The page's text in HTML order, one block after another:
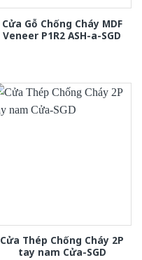
Cửa Gỗ Chống Cháy MDF
Veneer P1R2 ASH-a-SGD
Cửa Thép Chống Cháy 2P
tay nam Cửa-SGD